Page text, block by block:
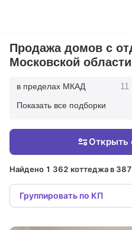
Продажа домов с
Московской области
в пределах МКАД 11
Показать все подборки
Найдено 1 362 коттеджа в
Группировать по КП
Открыть